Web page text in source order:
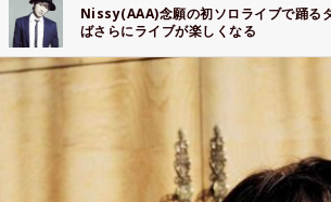
Nissy(AAA)念願の初ソロライブで踊る
ばさらにライブが楽しくなる